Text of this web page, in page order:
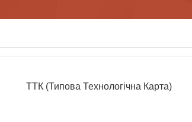
ТТК (Типова Технологічна Карта)